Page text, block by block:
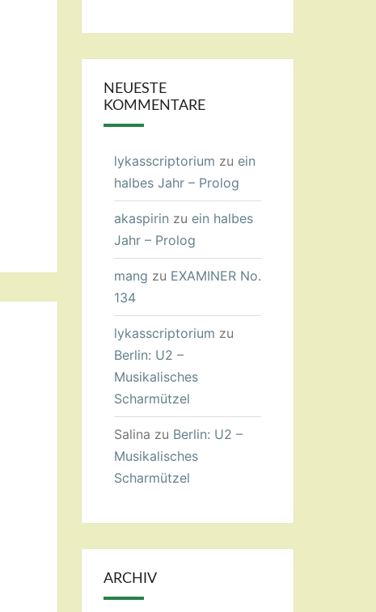
NEUESTE
KOMMENTARE
lykasscriptorium zu ein
halbes Jahr – Prolog
akaspirin zu ein halbes
Jahr – Prolog
mang zu EXAMINER No.
134
lykasscriptorium zu
Berlin: U2 –
Musikalisches
Scharmützel
Salina zu Berlin: U2 –
Musikalisches
Scharmützel
ARCHIV